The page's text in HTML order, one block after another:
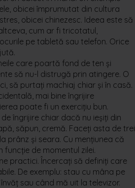
obicei împrumutat din cultura
obicei chinezesc. Ideea este să
cum ar fi tricotatul,
pe tabletă sau telefon. Orice
care poartă fond de ten și
să nu-l distrugă prin atingere. O
să purtați machiaj chiar și în casă.
mai bine îngrijire
poate fi un exercițiu bun.
îngrijire chiar dacă nu ieșiți din
săpun, cremă. Faceți asta de trei
prânz și seara. Cu mențiunea că
funcție de momentul zilei.
practici. Încercați să definiți care
De exemplu: stau cu mâna pe
sau când mă uit la televizor.